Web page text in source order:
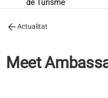
arrow_backActualitat
Meet